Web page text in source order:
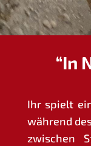
“In
Ihr spielt
wäh­rend
zwi­schen